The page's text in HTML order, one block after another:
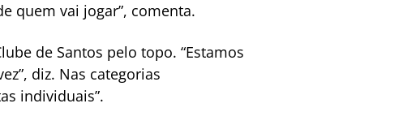
quem vai jogar”, comenta.
de Santos pelo topo. “Estamos
diz. Nas categorias
individuais”.